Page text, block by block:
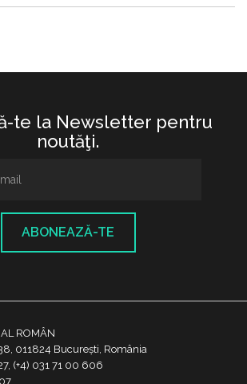
te la Newsletter pentru
noutăţi.
ABONEAZĂ-TE
ROMÂN
011824 București, România
(+4) 031 71 00 606